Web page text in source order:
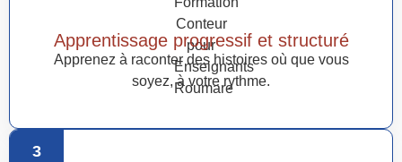
Apprentissage progressif et structuré
Apprenez à raconter des histoires où que vous
soyez, à votre rythme.
3